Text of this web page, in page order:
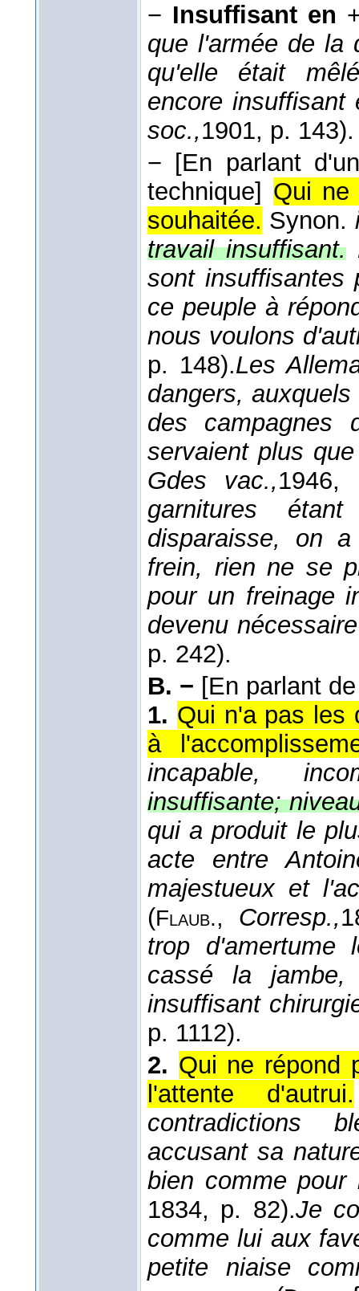
− Insuffisant en
que l'armée de la
qu'elle était
encore
soc.,1901, p. 143).
− [En parlant
technique] Qui ne
souhaitée. Synon.
travail insuffisant.
sont insuffisantes
ce peuple à
nous voulons
p. 148).Les
dangers,
des campagnes
servaient plus
Gdes vac.,1946,
garnitures
disparaisse, on
frein, rien ne se
pour un freinage
devenu
p. 242).
B. − [En parlant
1. Qui n'a pas les
à
incapable,
insuffisante;
qui a produit le
acte entre
majestueux et
(Flaub., Corresp.,
trop d'amertume
cassé la
insuffisant
p. 1112).
2. Qui ne répond
l'attente d'autrui.
contradictions
accusant sa
bien comme
1834, p. 82).Je
comme lui aux
petite niaise